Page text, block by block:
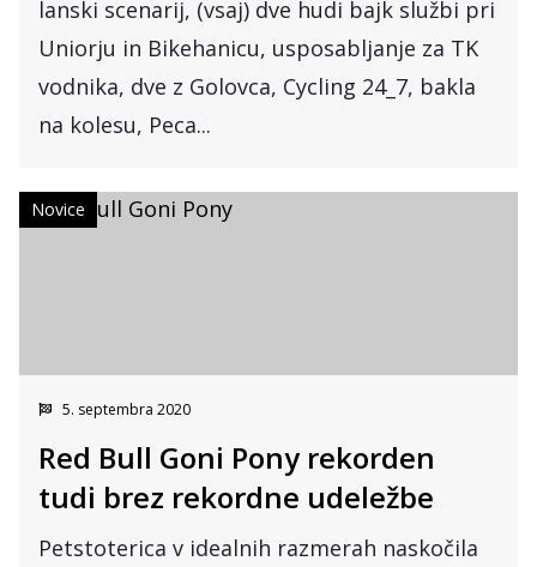
lanski scenarij, (vsaj) dve hudi bajk službi pri
Uniorju in Bikehanicu, usposabljanje za TK
vodnika, dve z Golovca, Cycling 24_7, bakla
na kolesu, Peca...
5. septembra 2020
Red Bull Goni Pony rekorden
tudi brez rekordne udeležbe
Petstoterica v idealnih razmerah naskočila
Novice